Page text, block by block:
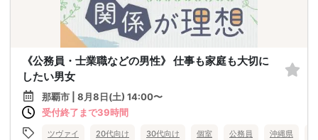
《公務員・士業職などの男性》 仕事も家庭も大切に
したい男女
那覇市 | 8月8日(土) 14:00〜
受付終了まで39時間
ツヴァイ 20代向け 30代向け 個室 公務員 沖縄県